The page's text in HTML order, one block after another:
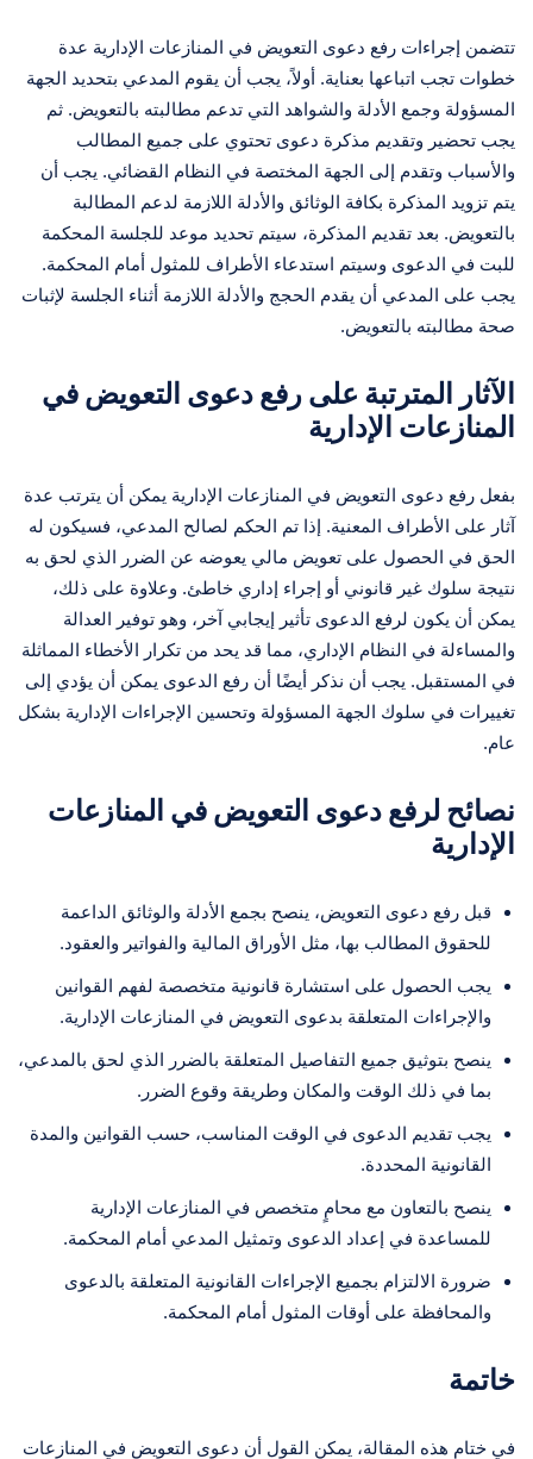
تتضمن إجراءات رفع دعوى التعويض في المنازعات الإدارية عدة
خطوات تجب اتباعها بعناية. أولاً، يجب أن يقوم المدعي بتحديد الجهة
المسؤولة وجمع الأدلة والشواهد التي تدعم مطالبته بالتعويض. ثم
يجب تحضير وتقديم مذكرة دعوى تحتوي على جميع المطالب
والأسباب وتقدم إلى الجهة المختصة في النظام القضائي. يجب أن
يتم تزويد المذكرة بكافة الوثائق والأدلة اللازمة لدعم المطالبة
بالتعويض. بعد تقديم المذكرة، سيتم تحديد موعد للجلسة المحكمة
للبت في الدعوى وسيتم استدعاء الأطراف للمثول أمام المحكمة.
يجب على المدعي أن يقدم الحجج والأدلة اللازمة أثناء الجلسة لإثبات
صحة مطالبته بالتعويض.
الآثار المترتبة على رفع دعوى التعويض في
المنازعات الإدارية
بفعل رفع دعوى التعويض في المنازعات الإدارية يمكن أن يترتب عدة
آثار على الأطراف المعنية. إذا تم الحكم لصالح المدعي، فسيكون له
الحق في الحصول على تعويض مالي يعوضه عن الضرر الذي لحق به
نتيجة سلوك غير قانوني أو إجراء إداري خاطئ. وعلاوة على ذلك،
يمكن أن يكون لرفع الدعوى تأثير إيجابي آخر، وهو توفير العدالة
والمساءلة في النظام الإداري، مما قد يحد من تكرار الأخطاء المماثلة
في المستقبل. يجب أن نذكر أيضًا أن رفع الدعوى يمكن أن يؤدي إلى
تغييرات في سلوك الجهة المسؤولة وتحسين الإجراءات الإدارية بشكل
عام.
نصائح لرفع دعوى التعويض في المنازعات
الإدارية
قبل رفع دعوى التعويض، ينصح بجمع الأدلة والوثائق الداعمة
للحقوق المطالب بها، مثل الأوراق المالية والفواتير والعقود.
يجب الحصول على استشارة قانونية متخصصة لفهم القوانين
والإجراءات المتعلقة بدعوى التعويض في المنازعات الإدارية.
ينصح بتوثيق جميع التفاصيل المتعلقة بالضرر الذي لحق بالمدعي،
بما في ذلك الوقت والمكان وطريقة وقوع الضرر.
يجب تقديم الدعوى في الوقت المناسب، حسب القوانين والمدة
القانونية المحددة.
ينصح بالتعاون مع محامٍ متخصص في المنازعات الإدارية
للمساعدة في إعداد الدعوى وتمثيل المدعي أمام المحكمة.
ضرورة الالتزام بجميع الإجراءات القانونية المتعلقة بالدعوى
والمحافظة على أوقات المثول أمام المحكمة.
خاتمة
في ختام هذه المقالة، يمكن القول أن دعوى التعويض في المنازعات